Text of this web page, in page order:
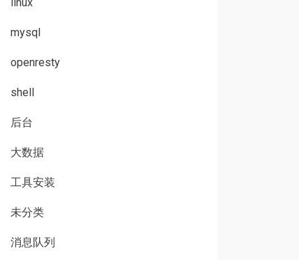
mysql
openresty
shell
后台
大数据
工具安装
未分类
消息队列